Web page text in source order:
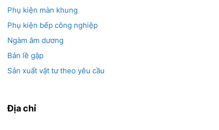
Phụ kiện màn khung
Phụ kiện bếp công nghiệp
Ngàm âm dương
Bản lề gập
Sản xuất vật tư theo yêu cầu
Địa chỉ